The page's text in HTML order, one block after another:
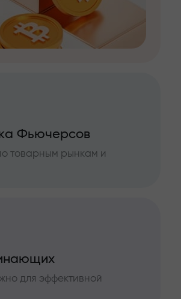
Фьючерсов
товарным рынкам и
для эффективной